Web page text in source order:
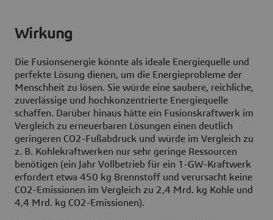
Wirkung
Die Fusionsenergie könnte als ideale Energiequelle und
perfekte Lösung dienen, um die Energieprobleme der
Menschheit zu lösen. Sie würde eine saubere, reichliche,
zuverlässige und hochkonzentrierte Energiequelle
schaffen​​​. Darüber hinaus hätte ein Fusionskraftwerk im
Vergleich zu erneuerbaren Lösungen einen deutlich
geringeren CO2-Fußabdruck und würde im Vergleich zu
z. B. Kohlekraftwerken nur sehr geringe Ressourcen
benötigen (ein Jahr Vollbetrieb für ein 1-GW-Kraftwerk
erfordert etwa 450 kg Brennstoff und verursacht keine
CO2-Emissionen im Vergleich zu 2,4 Mrd. kg Kohle und
4,4 Mrd. kg CO2-Emissionen).